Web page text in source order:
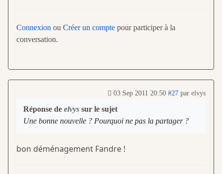
Connexion ou Créer un compte pour participer à la
conversation.
03 Sep 2011 20:50 #27 par elvys
Réponse de elvys sur le sujet
Une bonne nouvelle ? Pourquoi ne pas la partager ?
bon déménagement Fandre !